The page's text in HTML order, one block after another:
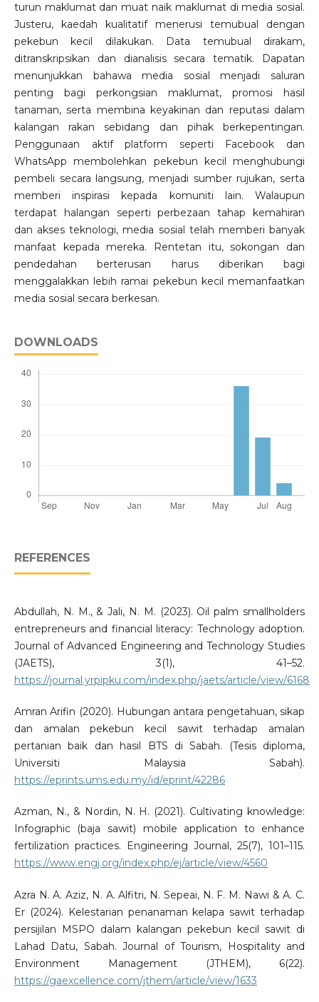
turun maklumat dan muat naik maklumat di media sosial.
Justeru, kaedah kualitatif menerusi temubual dengan
pekebun kecil dilakukan. Data temubual dirakam,
ditranskripsikan dan dianalisis secara tematik. Dapatan
menunjukkan bahawa media sosial menjadi saluran
penting bagi perkongsian maklumat, promosi hasil
tanaman, serta membina keyakinan dan reputasi dalam
kalangan rakan sebidang dan pihak berkepentingan.
Penggunaan aktif platform seperti Facebook dan
WhatsApp membolehkan pekebun kecil menghubungi
pembeli secara langsung, menjadi sumber rujukan, serta
memberi inspirasi kepada komuniti lain. Walaupun
terdapat halangan seperti perbezaan tahap kemahiran
dan akses teknologi, media sosial telah memberi banyak
manfaat kepada mereka. Rentetan itu, sokongan dan
pendedahan berterusan harus diberikan bagi
menggalakkan lebih ramai pekebun kecil memanfaatkan
media sosial secara berkesan.
DOWNLOADS
REFERENCES
Abdullah, N. M., & Jali, N. M. (2023). Oil palm smallholders
entrepreneurs and financial literacy: Technology adoption.
Journal of Advanced Engineering and Technology Studies
(JAETS), 3(1), 41–52.
https://journal.yrpipku.com/index.php/jaets/article/view/6168
Amran Arifin (2020). Hubungan antara pengetahuan, sikap
dan amalan pekebun kecil sawit terhadap amalan
pertanian baik dan hasil BTS di Sabah. (Tesis diploma,
Universiti Malaysia Sabah).
https://eprints.ums.edu.my/id/eprint/42286
Azman, N., & Nordin, N. H. (2021). Cultivating knowledge:
Infographic (baja sawit) mobile application to enhance
fertilization practices. Engineering Journal, 25(7), 101–115.
https://www.engj.org/index.php/ej/article/view/4560
Azra N. A. Aziz, N. A. Alfitri, N. Sepeai, N. F. M. Nawi & A. C.
Er (2024). Kelestarian penanaman kelapa sawit terhadap
persijilan MSPO dalam kalangan pekebun kecil sawit di
Lahad Datu, Sabah. Journal of Tourism, Hospitality and
Environment Management (JTHEM), 6(22).
https://gaexcellence.com/jthem/article/view/1633